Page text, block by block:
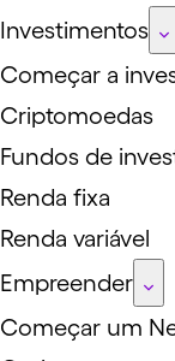
Investimentos
Começar a
Criptomoedas
Fundos de
Renda fixa
Renda variável
Empreender
Começar um